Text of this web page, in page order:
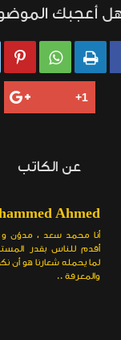
أعجبك
  
عن الكاتب
Ahmed
أنا محمد سعد ، مدوّن
أقدم للناس بقدر
لما يحمله شعارنا هو أن
والمعرفة ..